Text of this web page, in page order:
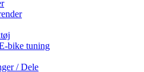
bike tuning
/ Dele